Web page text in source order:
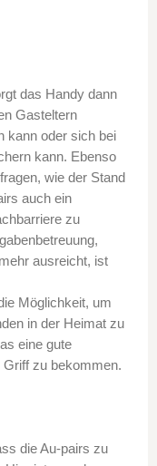
das Handy dann
Gasteltern
kann oder sich bei
kann. Ebenso
wie der Stand
auch ein
zu
ausreicht, ist
Möglichkeit, um
in der Heimat zu
eine gute
zu bekommen.
die Au-pairs zu